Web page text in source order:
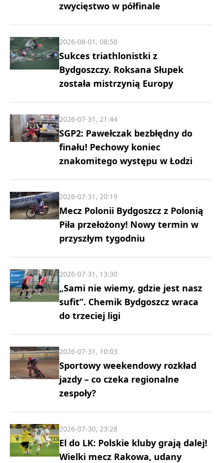
zwycięstwo w półfinale
Sukces triathlonistki z
Bydgoszczy. Roksana Słupek
została mistrzynią Europy
2026-08-01, 08:50
SGP2: Pawełczak bezbłędny do
finału! Pechowy koniec
znakomitego występu w Łodzi
2026-07-31, 21:44
Mecz Polonii Bydgoszcz z Polonią
Piła przełożony! Nowy termin w
przyszłym tygodniu
2026-07-31, 20:19
„Sami nie wiemy, gdzie jest nasz
sufit”. Chemik Bydgoszcz wraca
do trzeciej ligi
2026-07-31, 13:30
Sportowy weekendowy rozkład
jazdy – co czeka regionalne
zespoły?
2026-07-31, 10:03
El do LK: Polskie kluby grają dalej!
Wielki mecz Rakowa, udany
2026-07-30, 23:28